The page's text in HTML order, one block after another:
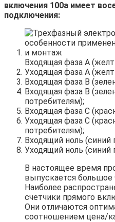
включения 100а имеет
подключения:
Входящая фаза А
Уходящая фаза А
Входящая фаза В
Входящая фаза В
потребителям);
Входящая фаза С
Уходящая фаза С
потребителям);
Входящий ноль
Уходящий ноль (синий
В настоящее время
выпускается большое
Наиболее
счетчики прямого
Они отличаются
соотношением цена/